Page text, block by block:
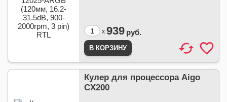
x 939 руб.
Кулер для процессора Aigo
CX200